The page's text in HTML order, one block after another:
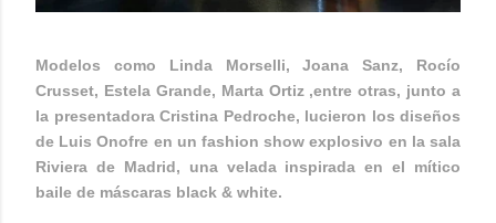
Modelos como Linda Morselli, Joana Sanz, Rocío
Crusset, Estela Grande, Marta Ortiz ,entre otras, junto a
la presentadora Cristina Pedroche, lucieron los diseños
de Luis Onofre en un fashion show explosivo en la sala
Riviera de Madrid, una velada inspirada en el mítico
baile de máscaras black & white.